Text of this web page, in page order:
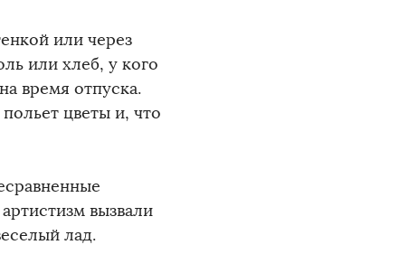
или через
или хлеб, у кого
время отпуска.
цветы и, что
вызвали
лад.